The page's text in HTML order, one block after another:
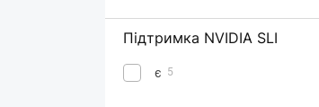
Підтримка NVIDIA SLI
є 5